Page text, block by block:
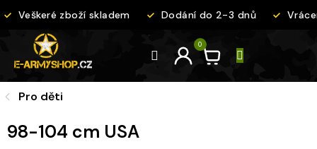
na
Veškeré zboží skladem Dodání do 2-3 dnů
Pro děti
98-104 cm USA